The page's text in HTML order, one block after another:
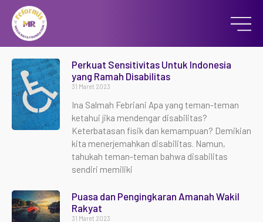
Perkuat Sensitivitas Untuk Indonesia
yang Ramah Disabilitas
31 Maret 2023
Ina Salmah Febriani Apa yang teman-teman
ketahui jika mendengar disabilitas?
Keterbatasan fisik dan kemampuan? Demikian
kita menerjemahkan disabilitas. Namun,
tahukah teman-teman bahwa disabilitas
sendiri memiliki
Puasa dan Pengingkaran Amanah Wakil
Rakyat
31 Maret 2023